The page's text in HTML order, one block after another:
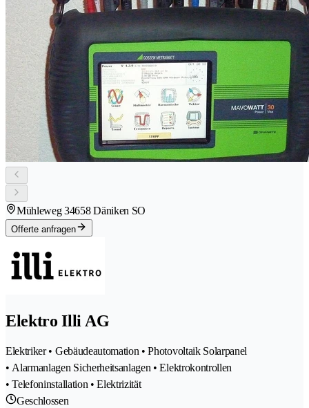
Mühleweg 34658 Däniken SO
Offerte anfragen
Elektro Illi AG
Elektriker • Gebäudeautomation • Photovoltaik Solarpanel
• Alarmanlagen Sicherheitsanlagen • Elektrokontrollen
• Telefoninstallation • Elektrizität
Geschlossen